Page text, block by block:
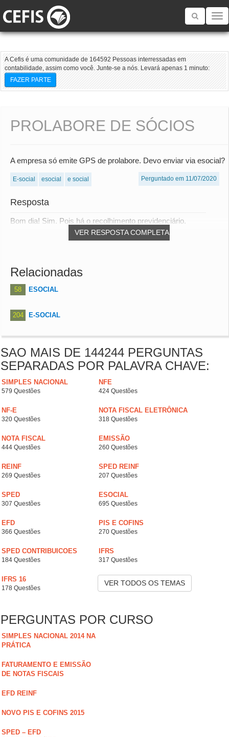
Toggle
A Cefis é uma comunidade de 164592 Pessoas interressadas em
contabilidade, assim como você. Junte-se a nós. Levará apenas 1 minuto:
FAZER PARTE
PROLABORE DE SÓCIOS
A empresa só emite GPS de prolabore. Devo enviar via esocial?
E-social esocial e social Perguntado em 11/07/2020
Resposta
VER RESPOSTA COMPLETA
Bom dia! Sim. Pois há o recolhimento previdenciário.
Relacionadas
58 ESOCIAL
204 E-SOCIAL
SAO MAIS DE 144244 PERGUNTAS
SEPARADAS POR PALAVRA CHAVE:
SIMPLES NACIONAL
579 Questões
NFE
424 Questões
NF-E
320 Questões
NOTA FISCAL ELETRÔNICA
318 Questões
NOTA FISCAL
444 Questões
EMISSÃO
260 Questões
REINF
269 Questões
SPED REINF
207 Questões
SPED
307 Questões
ESOCIAL
695 Questões
EFD
366 Questões
PIS E COFINS
270 Questões
SPED CONTRIBUICOES
184 Questões
IFRS
317 Questões
IFRS 16
178 Questões
VER TODOS OS TEMAS
PERGUNTAS POR CURSO
SIMPLES NACIONAL 2014 NA
PRÁTICA
FATURAMENTO E EMISSÃO
DE NOTAS FISCAIS
EFD REINF
NOVO PIS E COFINS 2015
SPED – EFD